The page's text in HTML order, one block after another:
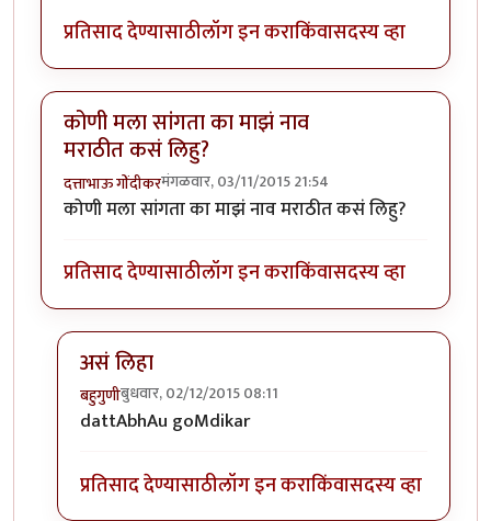
प्रतिसाद देण्यासाठीलॉग इन कराकिंवासदस्य व्हा
कोणी मला सांगता का माझं नाव
मराठीत कसं लिहु?
दत्ताभाऊ गोंदीकरमंगळवार, 03/11/2015 21:54
कोणी मला सांगता का माझं नाव मराठीत कसं लिहु?
प्रतिसाद देण्यासाठीलॉग इन कराकिंवासदस्य व्हा
असं लिहा
बहुगुणीबुधवार, 02/12/2015 08:11
In reply toकोणी मला सांगता का माझं नाव मराठीत कसं
dattAbhAu goMdikar
प्रतिसाद देण्यासाठीलॉग इन कराकिंवासदस्य व्हा